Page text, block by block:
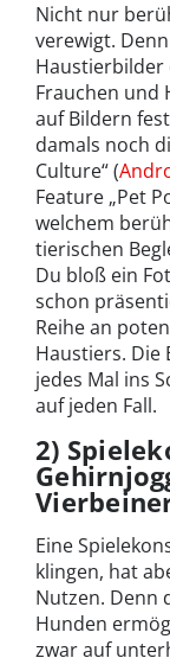
Nicht nur
verewigt.
Haustierbilder
Frauchen und
auf Bildern
damals noch
Culture“ (
Feature „Pet
welchem
tierischen
Du bloß ein
schon
Reihe an
Haustiers.
jedes Mal ins
auf jeden Fall.
2)
Eine
klingen, hat
Nutzen. Denn
Hunden
zwar auf